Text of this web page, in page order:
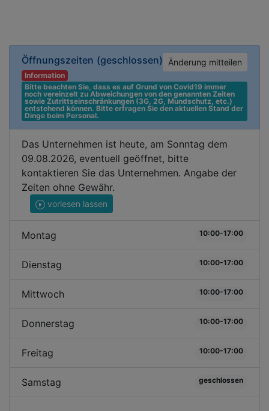
Öffnungszeiten (geschlossen) Änderung mitteilen
Information
Bitte beachten Sie, dass es auf Grund von Covid19 immer
noch vereinzelt zu Abweichungen von den genannten Zeiten
sowie Zutrittseinschränkungen (3G, 2G, Mundschutz, etc.)
entstehend können. Bitte erfragen Sie den aktuellen Stand der
Dinge beim Personal.
Das Unternehmen ist heute, am Sonntag dem
09.08.2026, eventuell geöffnet, bitte
kontaktieren Sie das Unternehmen. Angabe der
Zeiten ohne Gewähr.
vorlesen lassen
Montag 10:00-17:00
Dienstag 10:00-17:00
Mittwoch 10:00-17:00
Donnerstag 10:00-17:00
Freitag 10:00-17:00
Samstag geschlossen